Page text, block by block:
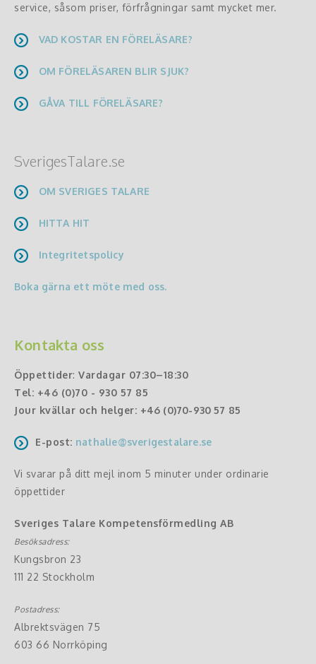
service, såsom priser, förfrågningar samt mycket mer.
VAD KOSTAR EN FÖRELÄSARE?
OM FÖRELÄSAREN BLIR SJUK?
GÅVA TILL FÖRELÄSARE?
SverigesTalare.se
OM SVERIGES TALARE
HITTA HIT
Integritetspolicy
Boka gärna ett möte med oss.
Kontakta oss
Öppettider: Vardagar 07:30–18:30
Tel: +46 (0)70 - 930 57 85
Jour kvällar och helger: +46 (0)70-930 57 85
E-post: nathalie@sverigestalare.se
Vi svarar på ditt mejl inom 5 minuter under ordinarie
öppettider
Sveriges Talare Kompetensförmedling AB
Besöksadress:
Kungsbron 23
111 22 Stockholm
Postadress:
Albrektsvägen 75
603 66 Norrköping